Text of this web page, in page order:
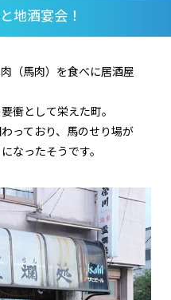
地酒宴会！
（馬肉）を食べに居酒屋
衝として栄えた町。
っており、馬のせり場が
なったそうです。